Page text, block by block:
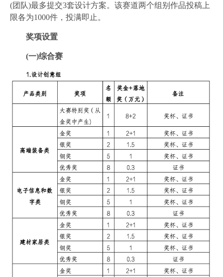
(团队)最多提交3套设计方案。该赛道两个组别作品投稿上
限各为1000件，投满即止。
奖项设置
(一)综合赛